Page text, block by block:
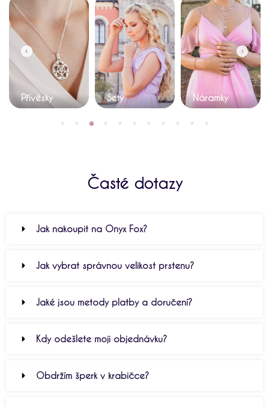
Přívěsky Sety Náramky
Časté dotazy
Jak nakoupit na Onyx Fox?
Jak vybrat správnou velikost prstenu?
Jaké jsou metody platby a doručení?
Kdy odešlete moji objednávku?
Obdržím šperk v krabičce?